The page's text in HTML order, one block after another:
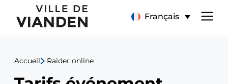
Tarifs
événement
organisé
Français
Menu
navigation
Accueil Raider online